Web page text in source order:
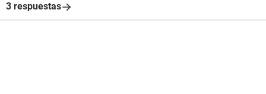
3 respuestas